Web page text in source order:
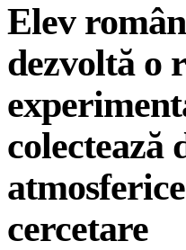
Elev
dezvoltă o
colectează
cercetare